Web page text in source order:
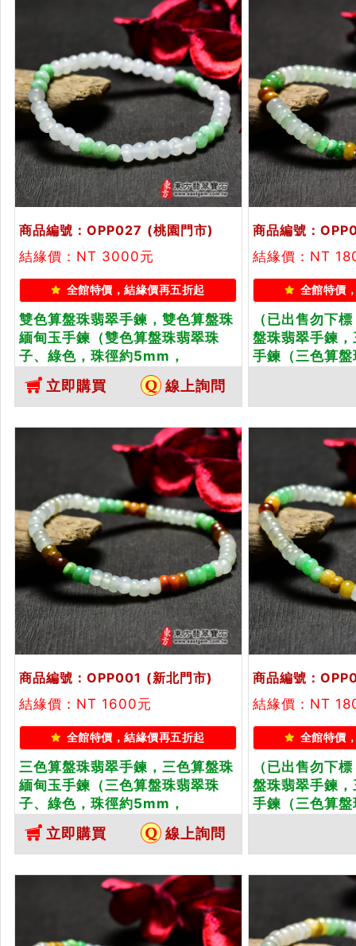
商品編號：OPP027 (桃園門市)
結緣價：NT 3000元
全館特價，結緣價再五折起
雙色算盤珠翡翠手鍊，雙色算盤珠
緬甸玉手鍊（雙色算盤珠翡翠珠
子、綠色，珠徑約5mm，
OPP027）。客製化設計各種翡翠
珠串、翡翠珠子、緬甸玉手鍊、緬
甸玉珠串、緬甸玉珠子、緬甸玉手
珠。★附A貨翡翠雙證書
立即購買 線上詢問
商品編號：
結緣價：NT
全館特價
（已出售勿下
盤珠翡翠手鍊
手鍊（三色算
子、緬甸玉手
甸玉珠子、緬
翡翠雙證書
商品編號：OPP001 (新北門市)
結緣價：NT 1600元
全館特價，結緣價再五折起
三色算盤珠翡翠手鍊，三色算盤珠
緬甸玉手鍊（三色算盤珠翡翠珠
子、綠色，珠徑約5mm，
OPP001）。客製化設計各種翡翠
珠串、翡翠珠子、緬甸玉手鍊、緬
甸玉珠串、緬甸玉珠子、緬甸玉手
珠。★附A貨翡翠雙證書
立即購買 線上詢問
商品編號：
結緣價：NT
全館特價
（已出售勿下
盤珠翡翠手鍊
手鍊（三色算
子、緬甸玉手
甸玉珠子、緬